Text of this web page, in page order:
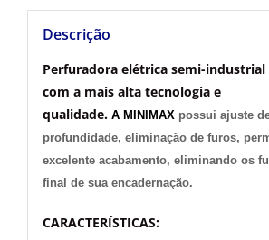
Descrição
Perfuradora elétrica semi-industrial
com a mais alta tecnologia e
qualidade. A MINIMAX possui ajuste
profundidade, eliminação de furos,
excelente acabamento, eliminando os
final de sua encadernação.
CARACTERÍSTICAS: